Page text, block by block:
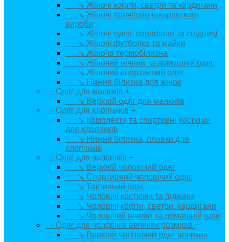
↘ Жіночі кофти, светри та кардигани
↘ Жіночі панчішно-шкарпеткові
вироби
↘ Жіночі сукні, сарафани та спідниці
↘ Жіночі футболки та майки
↘ Жіноча термобілизна
↘ Жіночий нічний та домашній одяг
↘ Жіночий спортивний одяг
↘ Нижня білизна для жінок
- Одяг для малюків +
↘ Верхній одяг для малюків
- Одяг для хлопчиків +
↘ Комплекти та спортивні костюми
для хлопчиків
↘ Нижня білизна, плавки для
хлопчиків
- Одяг для чоловіків +
↘ Верхній чоловічий одяг
↘ Спортивний чоловічий одяг
↘ Тактичний одяг
↘ Чоловічі костюми та піджаки
↘ Чоловічі кофти, светри, кардигани
↘ Чоловічий нічний та домашній одяг
- Одяг для чоловіків великих розмірів +
↘ Верхній чоловічий одяг великих